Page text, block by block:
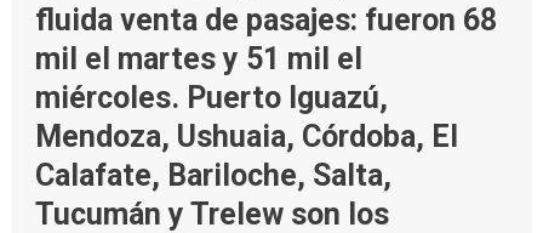
fluida venta de pasajes: fueron 68
mil el martes y 51 mil el
miércoles. Puerto Iguazú,
Mendoza, Ushuaia, Córdoba, El
Calafate, Bariloche, Salta,
Tucumán y Trelew son los